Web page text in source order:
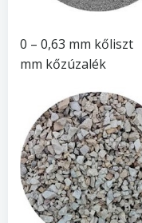
0 – 0,63
mm kőzúzalék